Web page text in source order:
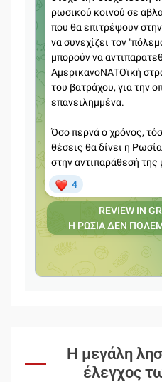
Η μεγάλη
έλεγχος